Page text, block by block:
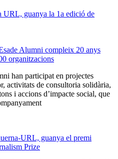
URL, guanya la 1a edició de
Alumni compleix 20 anys
organitzacions
han participat en projectes
activitats de consultoria solidària,
i accions d’impacte social, que
URL, guanya el premi
Prize